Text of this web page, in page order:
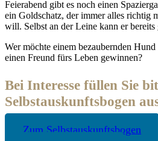
Feierabend gibt es noch einen
ein Goldschatz, der immer alles richtig
will. Selbst an der Leine kann er bereits
Wer möchte einem bezaubernden
einen Freund fürs Leben gewinnen?
Bei Interesse füllen Sie
Selbstauskunftsbogen
Zum Selbstauskunftsbogen